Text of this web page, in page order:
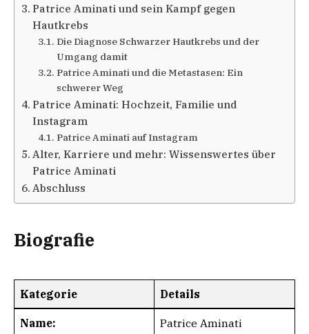
Patrice Aminati und sein Kampf gegen
Hautkrebs
Die Diagnose Schwarzer Hautkrebs und der
Umgang damit
Patrice Aminati und die Metastasen: Ein
schwerer Weg
Patrice Aminati: Hochzeit, Familie und
Instagram
Patrice Aminati auf Instagram
Alter, Karriere und mehr: Wissenswertes über
Patrice Aminati
Abschluss
Biografie
Kategorie Details
Name: Patrice Aminati